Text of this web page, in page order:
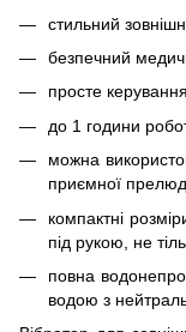
стильний
безпечний
просте
до 1 години
можна
приємної
компактні
під рукою, не
повна
водою з